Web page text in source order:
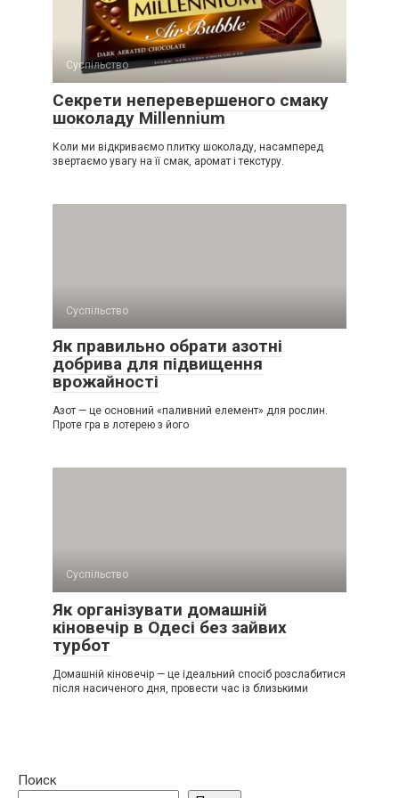
Суспільство
Секрети неперевершеного смаку
шоколаду Millennium
Коли ми відкриваємо плитку шоколаду, насамперед
звертаємо увагу на її смак, аромат і текстуру.
Суспільство
Як правильно обрати азотні
добрива для підвищення
врожайності
Азот — це основний «паливний елемент» для рослин.
Проте гра в лотерею з його
Суспільство
Як організувати домашній
кіновечір в Одесі без зайвих
турбот
Домашній кіновечір — це ідеальний спосіб розслабитися
після насиченого дня, провести час із близькими
Поиск